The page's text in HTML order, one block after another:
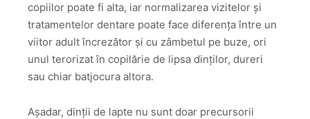
copiilor poate fi alta, iar normalizarea vizitelor și
tratamentelor dentare poate face diferența între un
viitor adult încrezător și cu zâmbetul pe buze, ori
unul terorizat în copilărie de lipsa dinților, dureri
sau chiar batjocura altora.
Așadar, dinții de lapte nu sunt doar precursorii